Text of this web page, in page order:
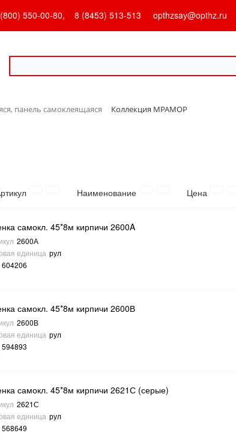
550-00-80, 8 (8453) 513-513 opthzsay@opthz.ru
панель самоклеящаяся Коллекция МРАМОР
Наименование Цена
самокл. 45*8м кирпичи 2600A
2600А
единица рул
604206
самокл. 45*8м кирпичи 2600В
2600В
единица рул
594893
самокл. 45*8м кирпичи 2621С (серые)
2621С
единица рул
568649